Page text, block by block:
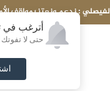
أترغب في
حتى لا تفوتك
: ندعم ونعتز بمواقف